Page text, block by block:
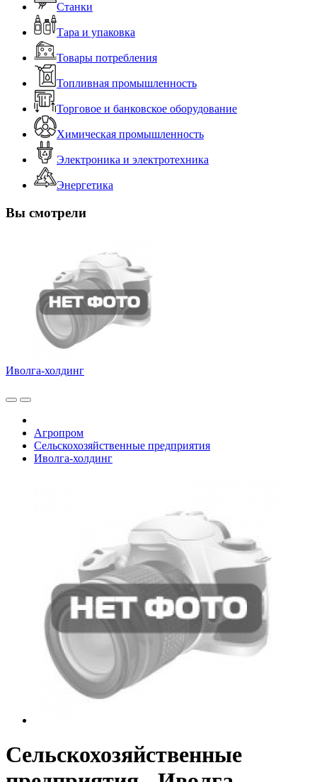
Станки
Тара и упаковка
Товары потребления
Топливная промышленность
Торговое и банковское оборудование
Химическая промышленность
Электроника и электротехника
Энергетика
Вы смотрели
Иволга-холдинг
Агропром
Сельскохозяйственные предприятия
Иволга-холдинг
Сельскохозяйственные